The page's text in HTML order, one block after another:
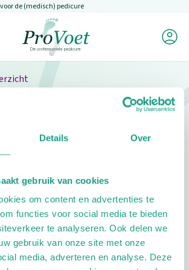
Details Over
gebruik van cookies
om content en advertenties te
functies voor social media te bieden
te analyseren. Ook delen we
gebruik van onze site met onze
media, adverteren en analyse. Deze
de inhoud gaan
de (medisch) pedicure
Ga naar de homepagina
Mijn
niet gevonden